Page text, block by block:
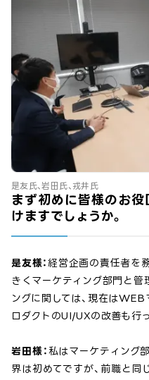
是友氏、岩田氏、戎井氏
まず初めに皆様のお
けますでしょうか。
是友様：経営企画の責任者を
きくマーケティング部門と管
ングに関しては、現在は
ロダクトのUI/UXの改善も行っ
岩田様： 私はマーケティング
界は初めてですが、前職と同